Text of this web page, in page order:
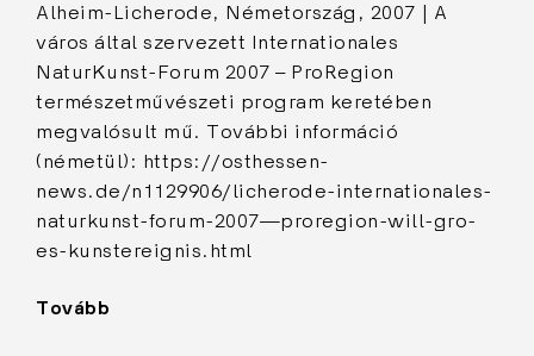
Alheim-Licherode, Németország, 2007 | A
város által szervezett Internationales
NaturKunst-Forum 2007 – ProRegion
természetművészeti program keretében
megvalósult mű. További információ
(németül): https://osthessen-
news.de/n1129906/licherode-internationales-
naturkunst-forum-2007—proregion-will-gro-
es-kunstereignis.html
Tovább